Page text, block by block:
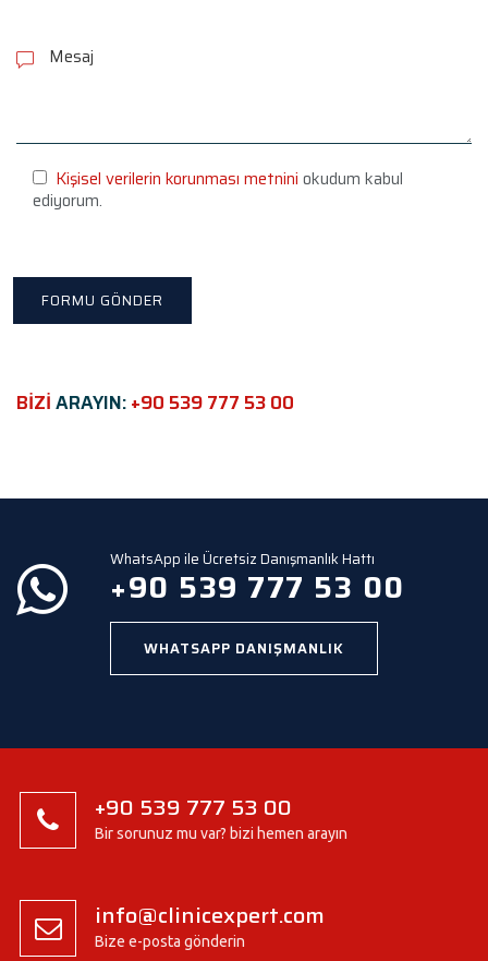
l
e
h
s
e
l
p
Kişisel verilerin korunması metnini okudum kabul
ediyorum.
BİZİARAYIN:+90 539 777 53 00
WhatsApp ile Ücretsiz Danışmanlık Hattı
+90 539 777 53 00
WHATSAPP DANIŞMANLIK
+90 539 777 53 00
Bir sorunuz mu var? bizi hemen arayın
info@clinicexpert.com
Bize e-posta gönderin